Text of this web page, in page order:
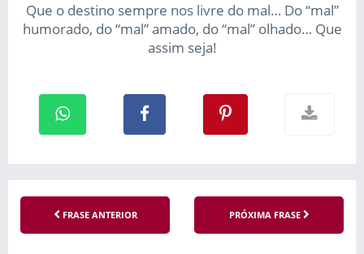
Que o destino sempre nos livre do mal… Do “mal”
humorado, do “mal” amado, do “mal” olhado… Que
assim seja!
FRASE ANTERIOR PRÓXIMA FRASE